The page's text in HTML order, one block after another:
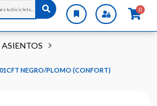
0
ASIENTOS
NEGRO/PLOMO (CONFORT)